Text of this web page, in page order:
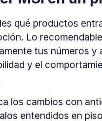
qué productos
Lo
tus números y
y el
los cambios con
entendidos en